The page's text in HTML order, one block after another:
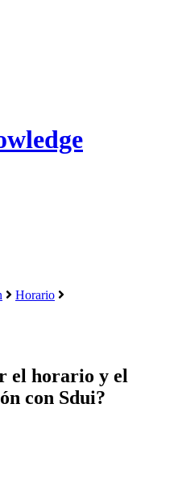
Horario
el horario y el
con Sdui?